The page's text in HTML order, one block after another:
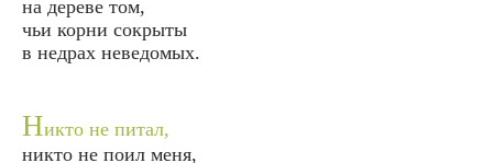
на дереве том,
чьи корни сокрыты
в недрах неведомых.
Никто не питал,
никто не поил меня,